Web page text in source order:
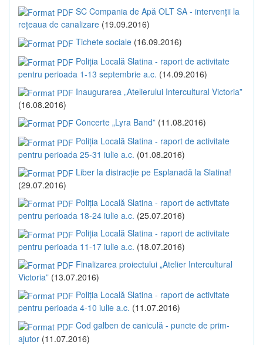
SC Compania de Apă OLT SA - intervenții la
rețeaua de canalizare (19.09.2016)
Tichete sociale (16.09.2016)
Poliția Locală Slatina - raport de activitate
pentru perioada 1-13 septembrie a.c. (14.09.2016)
Inaugurarea „Atelierului Intercultural Victoria”
(16.08.2016)
Concerte „Lyra Band” (11.08.2016)
Poliția Locală Slatina - raport de activitate
pentru perioada 25-31 iulie a.c. (01.08.2016)
Liber la distracție pe Esplanadă la Slatina!
(29.07.2016)
Poliția Locală Slatina - raport de activitate
pentru perioada 18-24 iulie a.c. (25.07.2016)
Poliția Locală Slatina - raport de activitate
pentru perioada 11-17 iulie a.c. (18.07.2016)
Finalizarea proiectului „Atelier Intercultural
Victoria” (13.07.2016)
Poliția Locală Slatina - raport de activitate
pentru perioada 4-10 iulie a.c. (11.07.2016)
Cod galben de caniculă - puncte de prim-
ajutor (11.07.2016)